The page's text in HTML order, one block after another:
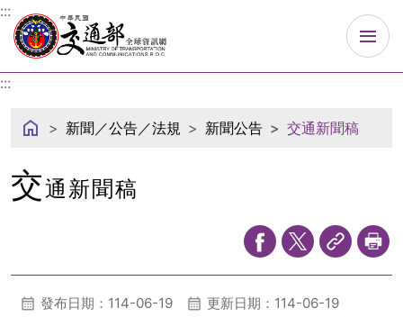
中華民國交通部
:::
:::
新聞／公告／法規 新聞公告 交通新聞稿
交通新聞稿
發布日期：114-06-19
更新日期：114-06-19